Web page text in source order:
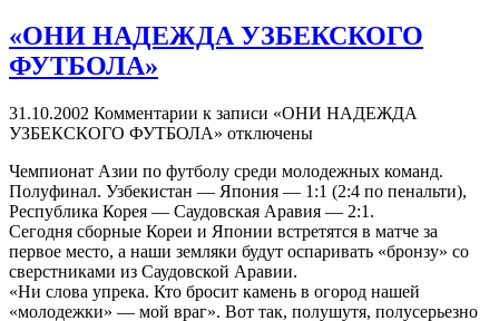
«ОНИ НАДЕЖДА УЗБЕКСКОГО
ФУТБОЛА»
31.10.2002 Комментарии к записи «ОНИ НАДЕЖДА
УЗБЕКСКОГО ФУТБОЛА» отключены
Чемпионат Азии по футболу среди молодежных команд.
Полуфинал. Узбекистан — Япония — 1:1 (2:4 по пенальти),
Республика Корея — Саудовская Аравия — 2:1.
Сегодня сборные Кореи и Японии встретятся в матче за
первое место, а наши земляки будут оспаривать «бронзу» со
сверстниками из Саудовской Аравии.
«Ни слова упрека. Кто бросит камень в огород нашей
«молодежки» — мой враг». Вот так, полушутя, полусерьезно